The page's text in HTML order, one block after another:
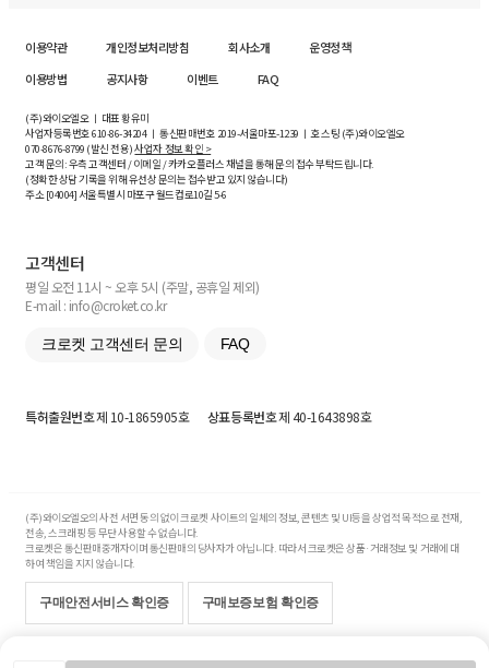
이용약관 개인정보처리방침 회사소개
운영정책
이용방법
공지사항 이벤트 FAQ
(주)와이오엘오 ㅣ 대표 황유미
사업자등록번호610-86-34204ㅣ 통신판매번호 2019-서울마포-1239 ㅣ 호스팅 (주)와이오엘오
070-8676-8799 (발신 전용)사업자 정보 확인 >
고객 문의: 우측 고객센터 / 이메일 / 카카오플러스 채널을 통해 문의 접수 부탁드립니다.
(정확한 상담 기록을 위해 유선상 문의는 접수받고 있지 않습니다)
주소 [04004] 서울특별시 마포구 월드컵로10길5-6
고객센터
평일 오전 11시 ~ 오후 5시 (주말, 공휴일 제외)
E-mail : info@croket.co.kr
크로켓 고객센터 문의 FAQ
특허출원번호제 10-1865905호 상표등록번호제 40-1643898호
(주)와이오엘오의 사전 서면 동의 없이 크로켓 사이트의 일체의 정보, 콘텐츠 및 UI등을 상업적 목적으로 전재,
전송, 스크래핑 등 무단 사용할 수 없습니다.
크로켓은 통신판매중개자이며 통신판매의 당사자가 아닙니다. 따라서 크로켓은 상품·거래정보 및 거래에 대
하여 책임을 지지 않습니다.
구매안전서비스 확인증 구매보증보험 확인증